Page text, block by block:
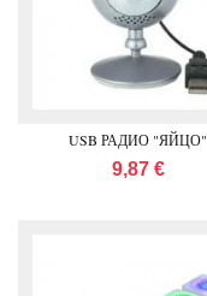
USB РАДИО "ЯЙЦО"
9,87 €